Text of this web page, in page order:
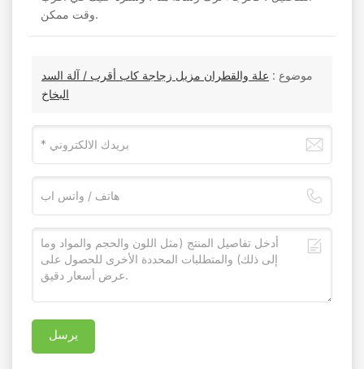
وقت ممكن.
موضوع : علة والقطران مزيل زجاجة كاب أقرب / آلة السد
البخاخ
يرسل